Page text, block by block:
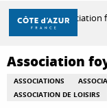
Aller
contenu
principal
Accueil Association
Association
ASSOCIATIONS
ASSOCIATION DE LOISIRS